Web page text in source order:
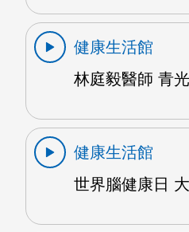
健康生活館
林庭毅醫師 青
健康生活館
世界腦健康日